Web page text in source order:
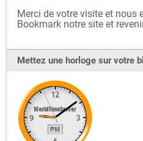
Merci de votre visite et nous
Bookmark notre site et
Mettez une horloge sur votre